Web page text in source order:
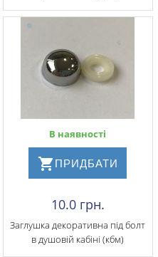
В наявності
ПРИДБАТИ
10.0 грн.
Заглушка декоративна під болт
в душовій кабіні (кбм)